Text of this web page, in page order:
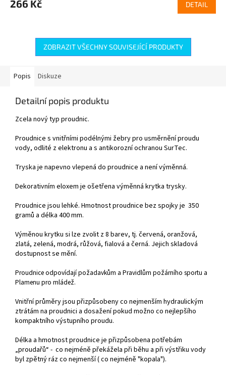
266 Kč DETAIL
ZOBRAZIT VŠECHNY SOUVISEJÍCÍ PRODUKTY
Popis Diskuze
Detailní popis produktu
Zcela nový typ proudnic.
Proudnice s vnitřními podélnými žebry pro usměrnění proudu
vody, odlité z elektronu a s antikorozní ochranou SurTec.
Tryska je napevno vlepená do proudnice a není výměnná.
Dekorativním eloxem je ošetřena výměnná krytka trysky.
Proudnice jsou lehké. Hmotnost proudnice bez spojky je 350
gramů a délka 400 mm.
Výměnou krytku si lze zvolit z 8 barev, tj. červená, oranžová,
zlatá, zelená, modrá, růžová, fialová a černá. Jejich skladová
dostupnost se mění.
Proudnice odpovídají požadavkům a Pravidlům požárního sportu a
Plamenu pro mládež.
Vnitřní průměry jsou přizpůsobeny co nejmenším hydraulickým
ztrátám na proudnici a dosažení pokud možno co nejlepšího
kompaktního výstupního proudu.
Délka a hmotnost proudnice je přizpůsobena potřebám
„proudařů“ - co nejméně překážela při běhu a při výstřiku vody
byl zpětný ráz co nejmenší ( co nejméně "kopala").